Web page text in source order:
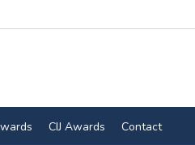
CIJ Awards Contact